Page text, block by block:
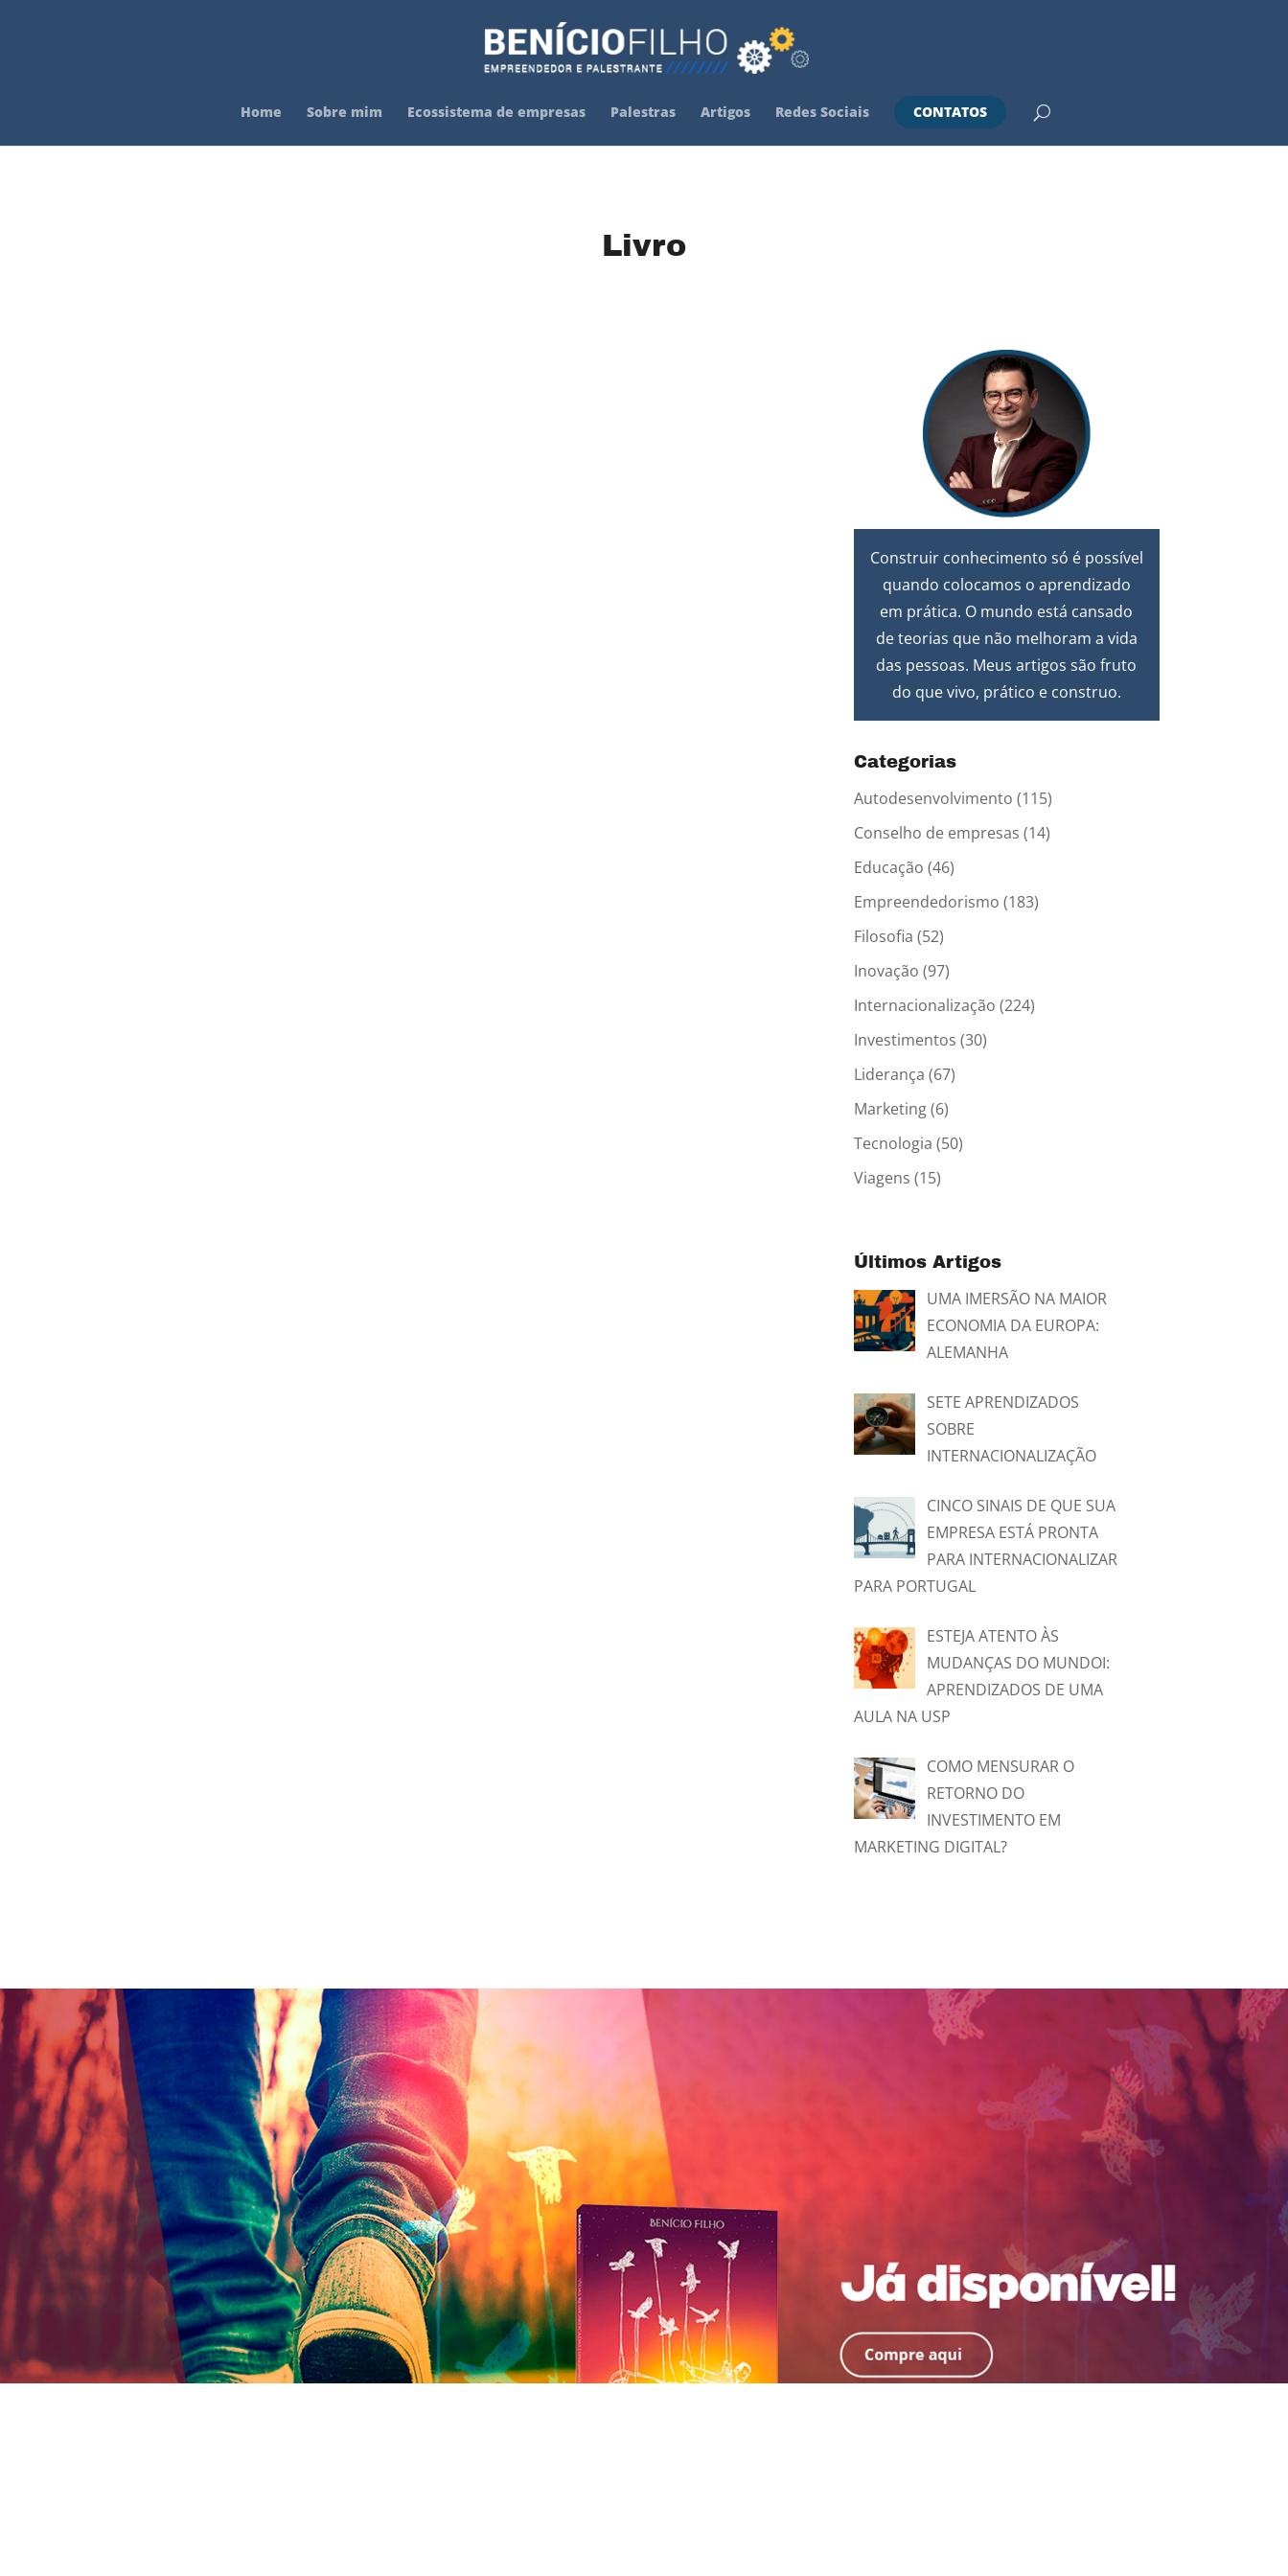
Home Sobre mim Ecossistema de empresas Palestras Artigos Redes Sociais CONTATOS
Livro
Construir conhecimento só é possível
quando colocamos o aprendizado
em prática. O mundo está cansado
de teorias que não melhoram a vida
das pessoas. Meus artigos são fruto
do que vivo, prático e construo.
Categorias
Autodesenvolvimento (115)
Conselho de empresas (14)
Educação (46)
Empreendedorismo (183)
Filosofia (52)
Inovação (97)
Internacionalização (224)
Investimentos (30)
Liderança (67)
Marketing(6)
Tecnologia (50)
Viagens (15)
Últimos Artigos
UMA IMERSÃO NA MAIOR
ECONOMIA DA EUROPA:
ALEMANHA
SETE APRENDIZADOS
SOBRE
INTERNACIONALIZAÇÃO
CINCO SINAIS DE QUE SUA
EMPRESA ESTÁ PRONTA
PARA INTERNACIONALIZAR
PARA PORTUGAL
ESTEJA ATENTO ÀS
MUDANÇAS DO MUNDOI:
APRENDIZADOS DE UMA
AULA NA USP
COMO MENSURAR O
RETORNO DO
INVESTIMENTO EM
MARKETING DIGITAL?